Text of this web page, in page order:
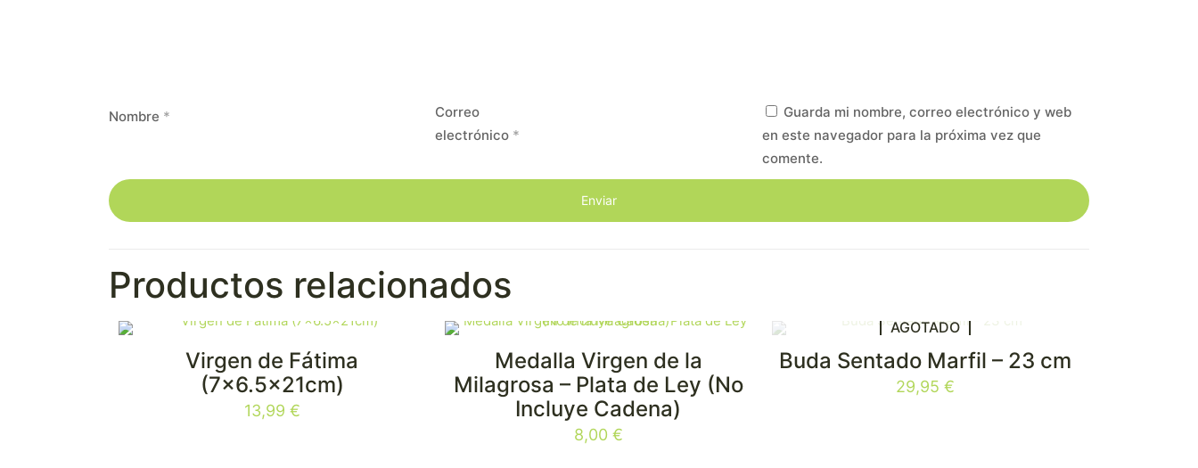
Nombre *
Correo
electrónico *
Guarda mi nombre, correo electrónico y web
en este navegador para la próxima vez que
comente.
Productos relacionados
Virgen de Fátima
(7×6.5x21cm)
13,99 €
Medalla Virgen de la
Milagrosa – Plata de Ley (No
Incluye Cadena)
8,00 €
AGOTADO
Buda Sentado Marfil – 23 cm
29,95 €